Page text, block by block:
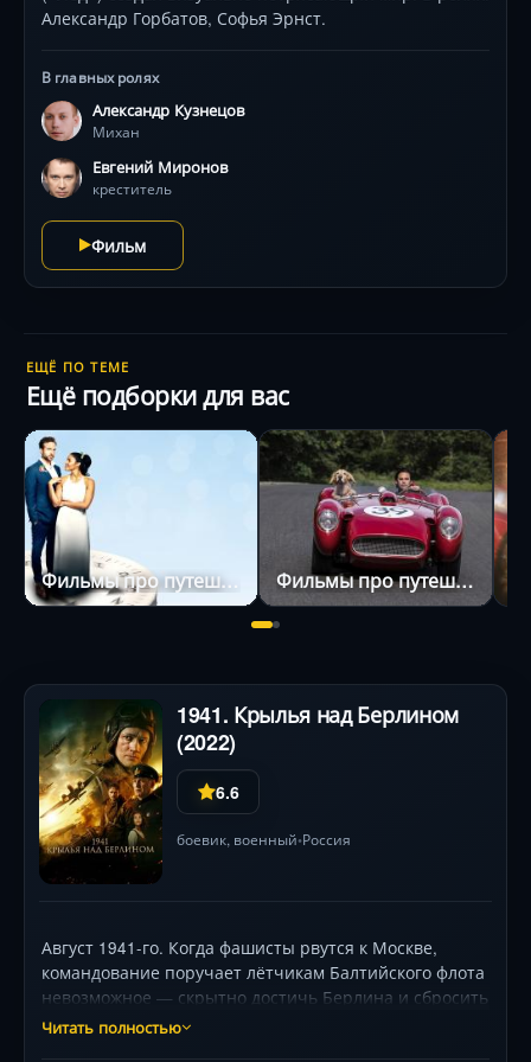
Александр Горбатов, Софья Эрнст.
В главных ролях
Александр Кузнецов
Михан
Евгений Миронов
креститель
Фильм
ЕЩЁ ПО ТЕМЕ
Ещё подборки для вас
Фильмы про путешествия во времени Фильмы про путешествия
1941. Крылья над Берлином
(2022)
6.6
боевик, военный•Россия
Август 1941-го. Когда фашисты рвутся к Москве,
командование поручает лётчикам Балтийского флота
невозможное — скрытно достичь Берлина и сбросить
бомбы на столицу Рейха. Без прикрытия
Читать полностью